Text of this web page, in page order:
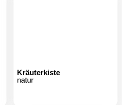
Kräuterkiste
natur